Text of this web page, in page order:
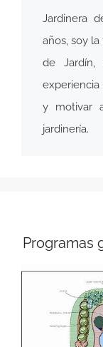
Jardinera
años, soy
de
y motivar
jardinería.
Programas